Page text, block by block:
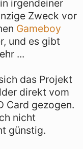
irgendeiner
Zweck vor
Gameboy
und es gibt
...
das Projekt
direkt vom
Card gezogen.
nicht
günstig.